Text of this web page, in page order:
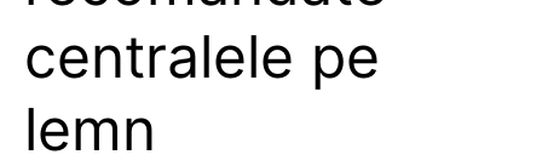
centralele pe
lemn